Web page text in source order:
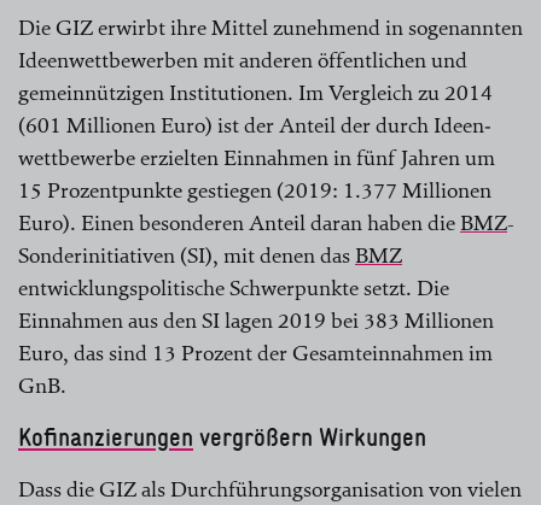
Die GIZ erwirbt ihre Mittel zunehmend in sogenannten
Ideenwettbewerben mit anderen öffentlichen und
gemeinnützigen Institutionen. Im Vergleich zu 2014
(601 Millionen Euro) ist der Anteil der durch Ideen­
wettbewerbe erzielten Einnahmen in fünf Jahren um
15 Prozentpunkte gestiegen (2019: 1.377 Millionen
Euro). Einen besonderen Anteil daran haben die BMZ-
Sonder­initiativen (SI), mit denen das BMZ
entwicklungs­politische Schwerpunkte setzt. Die
Einnahmen aus den SI lagen 2019 bei 383 Millionen
Euro, das sind 13 Prozent der Gesamteinnahmen im
GnB.
Kofinanzierungen vergrößern Wirkungen
Dass die GIZ als Durchführungsorganisation von ­vielen